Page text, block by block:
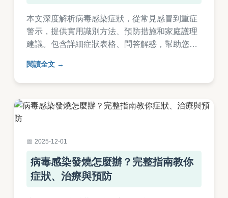
本文深度解析病毒感染症狀，從常見感冒到重症
警示，提供實用識別方法、預防措施和家庭護理
建議。包含詳細症狀表格、問答解惑，幫助您快
閱讀全文
2025-12-01
病毒感染發燒怎麼辦？完整指南教你
症狀、治療與預防